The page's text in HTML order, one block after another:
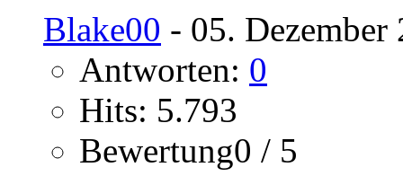
Blake00 - 05.
Antworten: 0
Hits: 5.793
Bewertung0 / 5